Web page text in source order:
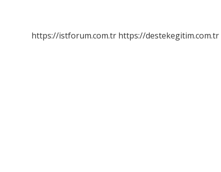
Uyumalı
https://istforum.com.tr https://destekegitim.com.tr